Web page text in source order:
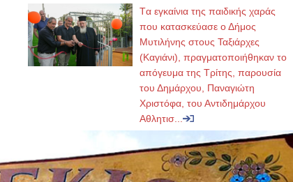
Tα εγκαίνια της παιδικής χαράς
που κατασκεύασε ο Δήμος
Μυτιλήνης στους Ταξιάρχες
(Καγιάνι), πραγματοποιήθηκαν το
απόγευμα της Τρίτης, παρουσία
του Δημάρχου, Παναγιώτη
Χριστόφα, του Αντιδημάρχου
Αθλητισ...